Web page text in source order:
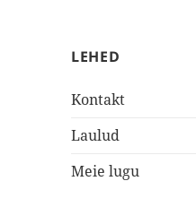
LEHED
Kontakt
Laulud
Meie lugu